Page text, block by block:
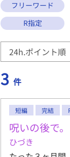
フリーワード
R指定
3 件
短編 完結
呪いの後で。
ひづき